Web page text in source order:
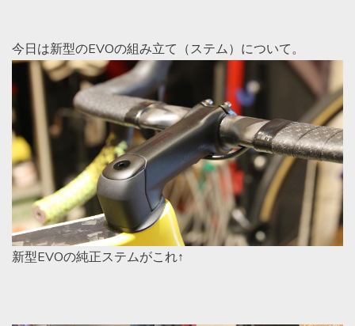
今日は新型のEVOの組み立て（ステム）について。
新型EVOの純正ステムがこれ↑